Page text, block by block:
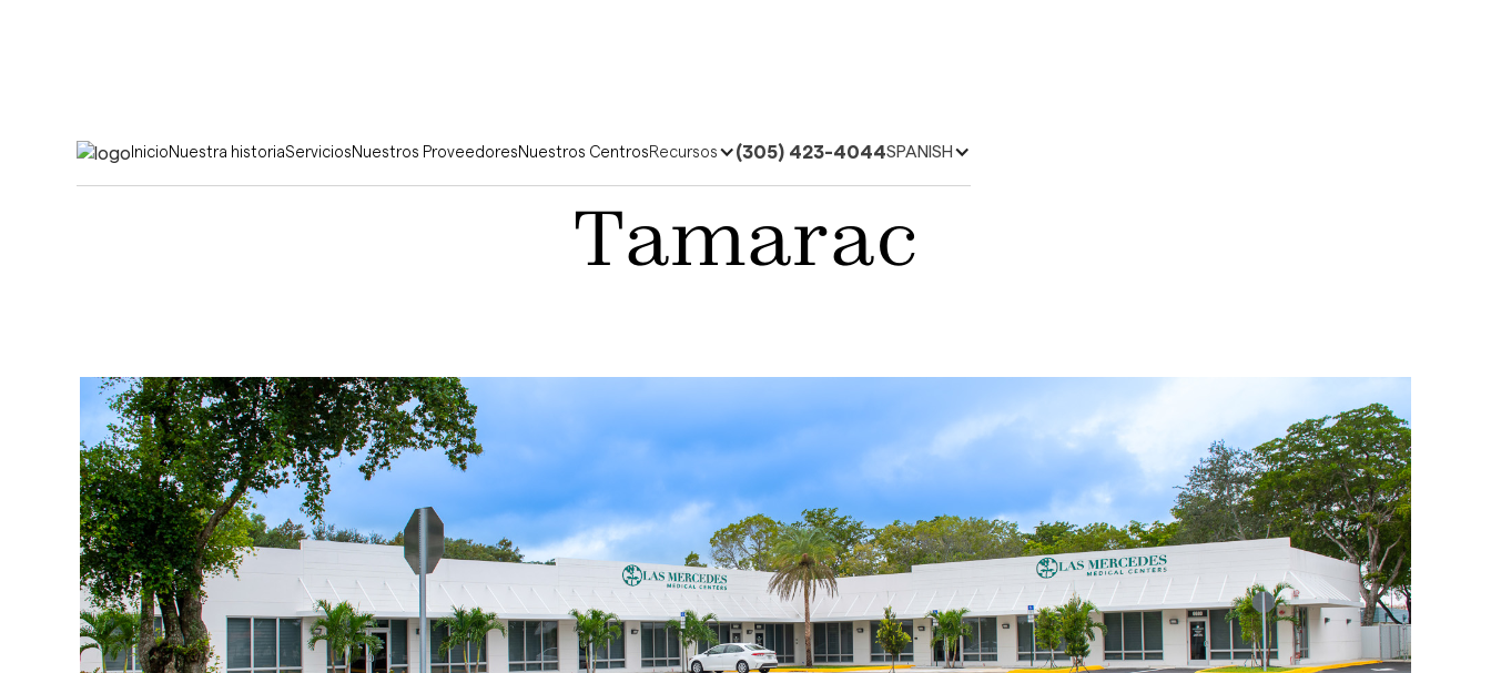
Inicio Nuestra historiaServicios Nuestros Proveedores Nuestros Centros Recursos (305) 423-4044SPANISH
Tamarac